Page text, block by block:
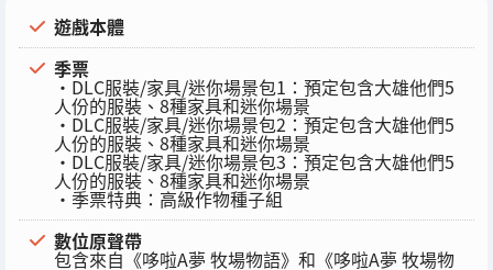
遊戲本體
季票
・DLC服裝/家具/迷你場景包1：預定包含大雄他們5
人份的服裝、8種家具和迷你場景
・DLC服裝/家具/迷你場景包2：預定包含大雄他們5
人份的服裝、8種家具和迷你場景
・DLC服裝/家具/迷你場景包3：預定包含大雄他們5
人份的服裝、8種家具和迷你場景
・季票特典：高級作物種子組
數位原聲帶
包含來自《哆啦A夢 牧場物語》和《哆啦A夢 牧場物